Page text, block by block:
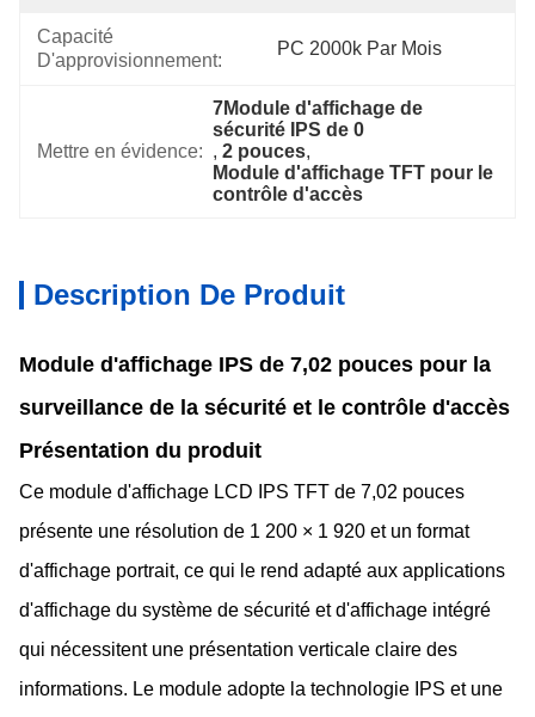
Capacité
D'approvisionnement:
PC 2000k Par Mois
Mettre en évidence:
7Module d'affichage de
sécurité IPS de 0
, 2 pouces,
Module d'affichage TFT pour le
contrôle d'accès
Description De Produit
Module d'affichage IPS de 7,02 pouces pour la
surveillance de la sécurité et le contrôle d'accès
Présentation du produit
Ce module d'affichage LCD IPS TFT de 7,02 pouces
présente une résolution de 1 200 × 1 920 et un format
d'affichage portrait, ce qui le rend adapté aux applications
d'affichage du système de sécurité et d'affichage intégré
qui nécessitent une présentation verticale claire des
informations. Le module adopte la technologie IPS et une